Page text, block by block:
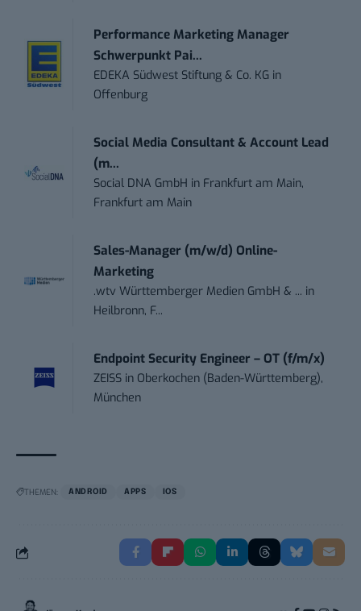
Performance Marketing Manager
Schwerpunkt Pai...
EDEKA Südwest Stiftung & Co. KG in
Offenburg
Social Media Consultant & Account Lead
(m...
Social DNA GmbH in Frankfurt am Main,
Frankfurt am Main
Sales-Manager (m/w/d) Online-
Marketing
.wtv Württemberger Medien GmbH & ... in
Heilbronn, F...
Endpoint Security Engineer – OT (f/m/x)
ZEISS in Oberkochen (Baden-Württemberg),
München
THEMEN: ANDROID APPS IOS